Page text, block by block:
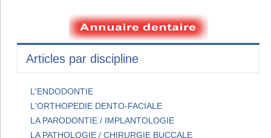
Articles par discipline
L'ENDODONTIE
L'ORTHOPEDIE DENTO-FACIALE
LA PARODONTIE / IMPLANTOLOGIE
LA PATHOLOGIE / CHIRURGIE BUCCALE